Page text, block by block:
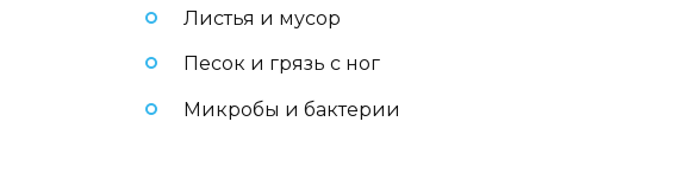
Листья и мусор
Песок и грязь с ног
Микробы и бактерии